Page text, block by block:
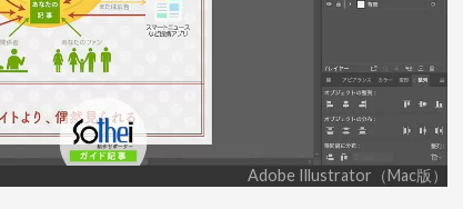
Adobe Illustrator（Mac版）